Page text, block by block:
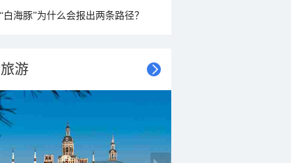
白海豚”为什么会报出两条路径？
游